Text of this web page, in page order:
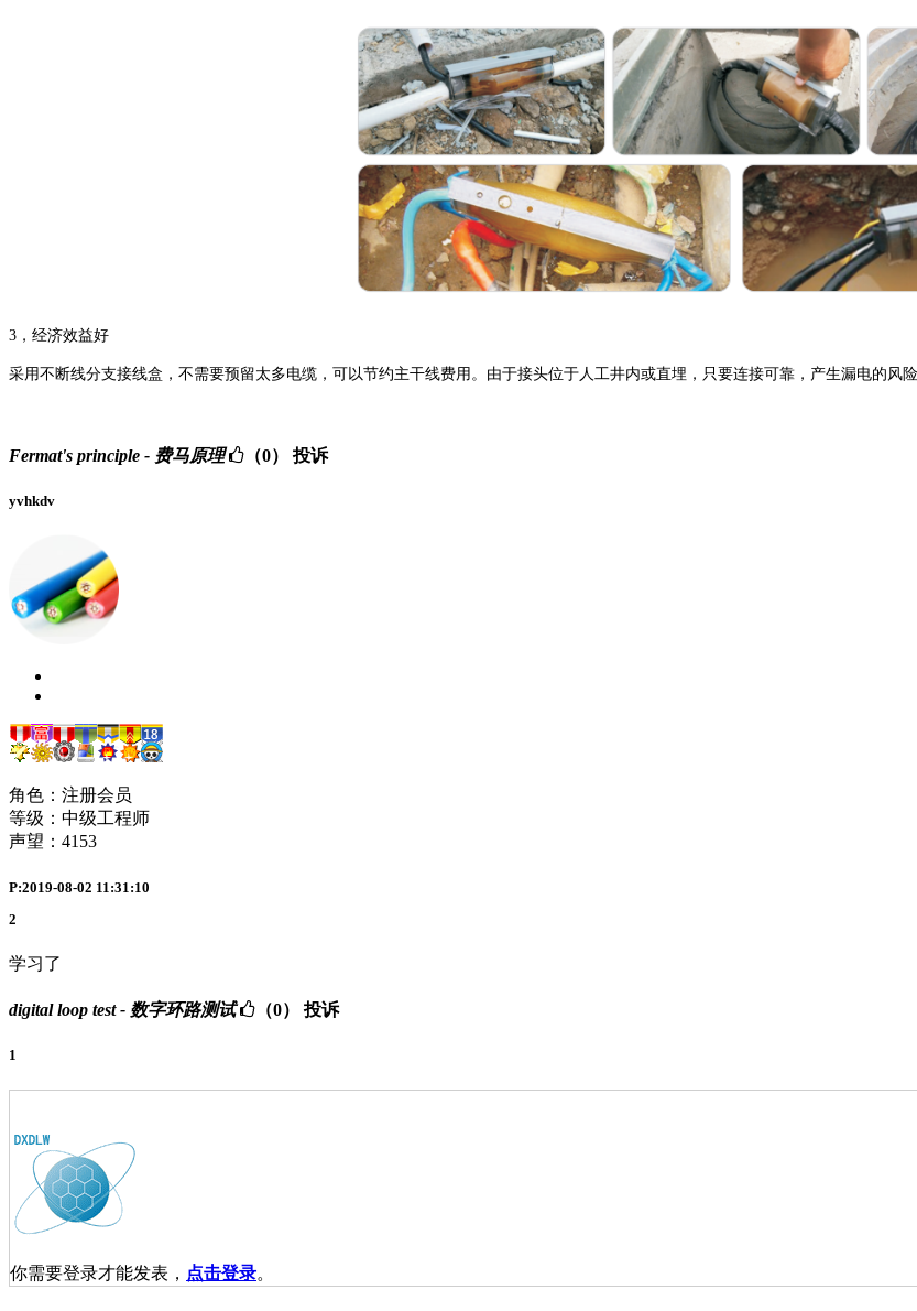
3， 经济效益好
采用不断线分支接线盒，不需要预留太多电缆，可以节约主干线费用。由于接头位于人工井内或直埋，只要连接可靠，产生漏电的风
Fermat's principle - 费马原理 （0） 投诉
yvhkdv
角色：注册会员
等级：中级工程师
声望： 4153
P:2019-08-02 11:31:10
2
学习了
digital loop test - 数字环路测试 （0） 投诉
1
你需要登录才能发表， 点击登录。